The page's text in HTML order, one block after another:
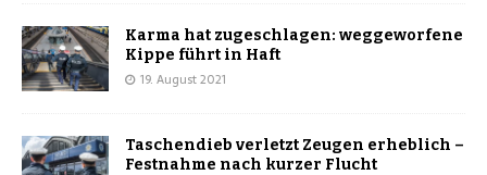
Karma hat zugeschlagen: weggeworfene
Kippe führt in Haft
19. August 2021
Taschendieb verletzt Zeugen erheblich –
Festnahme nach kurzer Flucht